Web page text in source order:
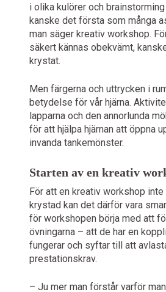
i olika kulörer och
kanske det första som många
man säger kreativ workshop.
säkert kännas obekvämt,
krystat.
Men färgerna och uttrycken i
betydelse för vår hjärna.
lapparna och den annorlunda
för att hjälpa hjärnan att öppna
invanda tankemönster.
Starten av en kreativ
För att en kreativ workshop inte
krystad kan det därför vara
för workshopen börja med att
övningarna – att de har en
fungerar och syftar till att
prestationskrav.
– Ju mer man förstår varför